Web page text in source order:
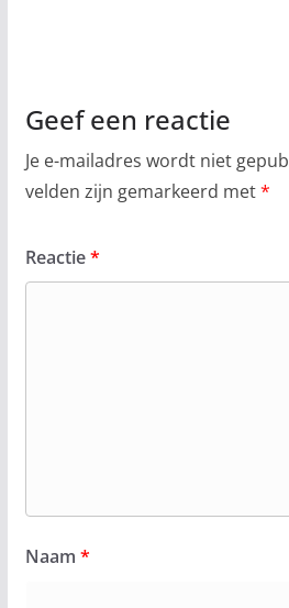
Geef een reactie
Je e-mailadres wordt niet
velden zijn gemarkeerd met*
Reactie*
Naam *